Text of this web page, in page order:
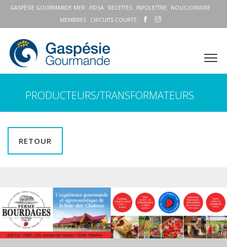
GASPÉSIE GOURMANDE MER FIDSA RECETTES INFOLETTRE
NOUS JOINDRE
MEMBRES
CIRCUITS COURTS
PRODUCTEURS/TRANSFORMATEURS
RETOUR